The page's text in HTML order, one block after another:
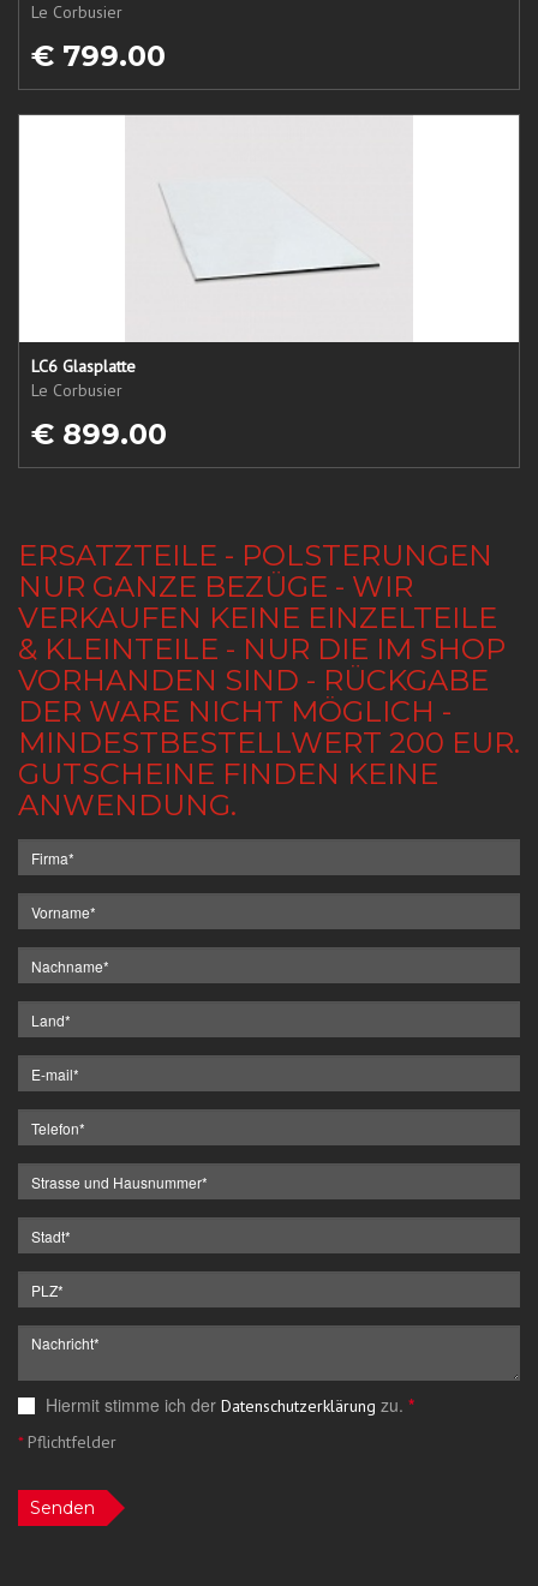
Le Corbusier
€ 799.00
LC6 Glasplatte
Le Corbusier
€ 899.00
ERSATZTEILE - POLSTERUNGEN
NUR GANZE BEZÜGE - WIR
VERKAUFEN KEINE EINZELTEILE
& KLEINTEILE - NUR DIE IM SHOP
VORHANDEN SIND - RÜCKGABE
DER WARE NICHT MÖGLICH -
MINDESTBESTELLWERT 200 EUR.
GUTSCHEINE FINDEN KEINE
ANWENDUNG.
Hiermit stimme ich der Datenschutzerklärung zu. *
*Pflichtfelder
Senden